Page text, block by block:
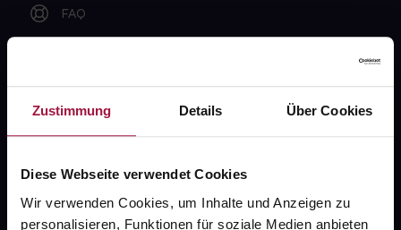
Zustimmung Details Über Cookies
Diese Webseite verwendet Cookies
Wir verwenden Cookies, um Inhalte und Anzeigen zu
personalisieren, Funktionen für soziale Medien anbieten
FAQ
Karriere